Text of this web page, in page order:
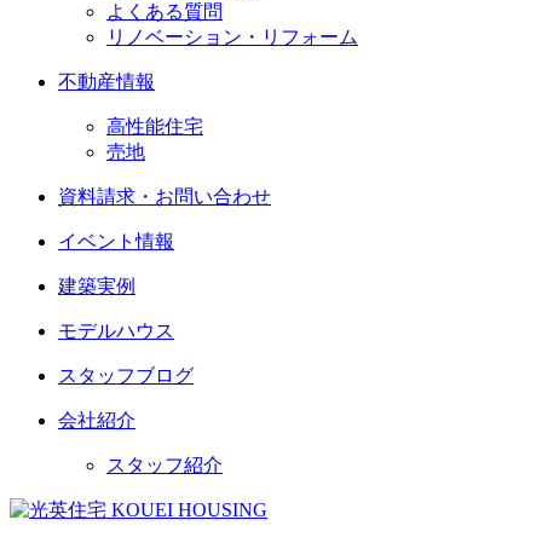
よくある質問
リノベーション・リフォーム
不動産情報
高性能住宅
売地
資料請求・お問い合わせ
イベント情報
建築実例
モデルハウス
スタッフブログ
会社紹介
スタッフ紹介